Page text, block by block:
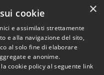
Copyright © 2024 •
Comune diGrottaminarda
• Powered byMunicipium
•Redazione
×
cookie
e assimilati strettamente
e alla navigazione del sito,
al solo fine di elaborare
e anonime.
cookie policy al seguente link